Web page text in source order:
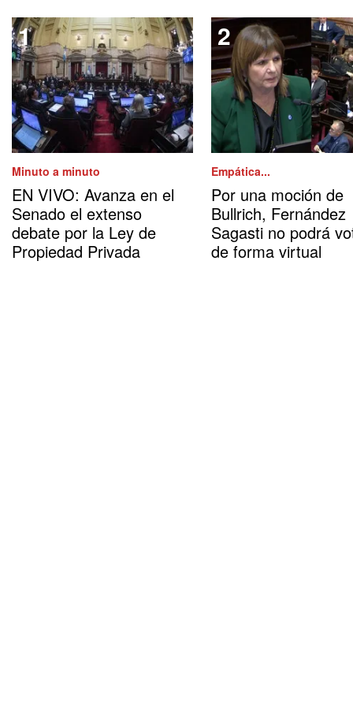
Minuto a minuto
EN VIVO: Avanza en el
Senado el extenso
debate por la Ley de
Propiedad Privada
Empática...
Por una moción de
Bullrich, Fernández
Sagasti no podrá
de forma virtual